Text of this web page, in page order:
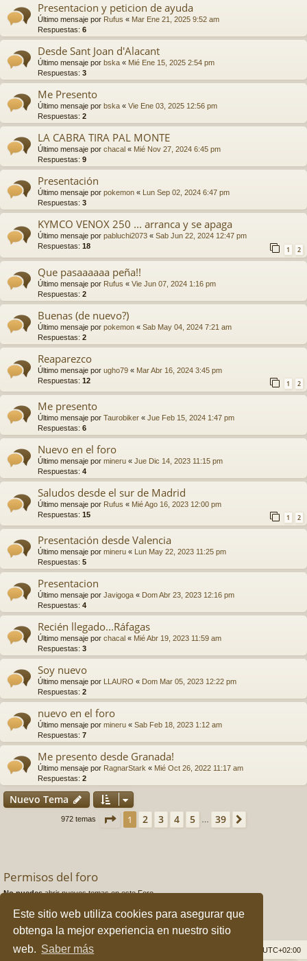
Este sitio web utiliza cookies para asegurar que
obtenga la mejor experiencia en nuestro sitio
web. Saber más
Presentacion y peticion de ayuda
Último mensaje por Rufus « Mar Ene 21, 2025 9:52 am
Respuestas: 6
Desde Sant Joan d'Alacant
Último mensaje por bska « Mié Ene 15, 2025 2:54 pm
Respuestas: 3
Me Presento
Último mensaje por bska « Vie Ene 03, 2025 12:56 pm
Respuestas: 2
LA CABRA TIRA PAL MONTE
Último mensaje por chacal « Mié Nov 27, 2024 6:45 pm
Respuestas: 9
Presentación
Último mensaje por pokemon « Lun Sep 02, 2024 6:47 pm
Respuestas: 3
KYMCO VENOX 250 ... arranca y se apaga
Último mensaje por pabluchi2073 « Sab Jun 22, 2024 12:47 pm
Respuestas: 18 1 2
Que pasaaaaaa peña!!
Último mensaje por Rufus « Vie Jun 07, 2024 1:16 pm
Respuestas: 2
Buenas (de nuevo?)
Último mensaje por pokemon « Sab May 04, 2024 7:21 am
Respuestas: 2
Reaparezco
Último mensaje por ugho79 « Mar Abr 16, 2024 3:45 pm
Respuestas: 12 1 2
Me presento
Último mensaje por Taurobiker « Jue Feb 15, 2024 1:47 pm
Respuestas: 6
Nuevo en el foro
Último mensaje por mineru « Jue Dic 14, 2023 11:15 pm
Respuestas: 4
Saludos desde el sur de Madrid
Último mensaje por Rufus « Mié Ago 16, 2023 12:00 pm
Respuestas: 15 1 2
Presentación desde Valencia
Último mensaje por mineru «
Lun May 22, 2023 11:25 pm
Respuestas: 5
Presentacion
Último mensaje por Javigoga « Dom Abr 23, 2023 12:16 pm
Respuestas: 4
Recién llegado...Ráfagas
Último mensaje por chacal « Mié Abr 19, 2023 11:59 am
Respuestas: 3
Soy nuevo
Último mensaje por LLAURO « Dom Mar 05, 2023 12:22 pm
Respuestas: 2
nuevo en el foro
Último mensaje por mineru « Sab Feb 18, 2023 1:12 am
Respuestas: 7
Me presento desde Granada!
Último mensaje por RagnarStark « Mié Oct 26, 2022 11:17 am
Respuestas: 2
Nuevo Tema
972 temas Página de 39
1 2 3 4 5 39
Permisos del foro
No puedesabrir nuevos temas en este Foro
No puedeseditar sus mensajes en este Foro
borrar sus mensajes en este Foro
No puedesenviar adjuntos en este Foro
Índice general UTC+02:00